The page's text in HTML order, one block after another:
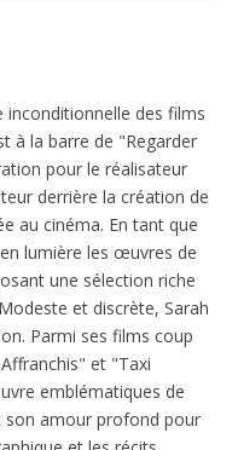
inconditionnelle des films
à la barre de "Regarder
pour le réalisateur
derrière la création de
au cinéma. En tant que
lumière les œuvres de
une sélection riche
et discrète, Sarah
Parmi ses films coup
et "Taxi
emblématiques de
son amour profond pour